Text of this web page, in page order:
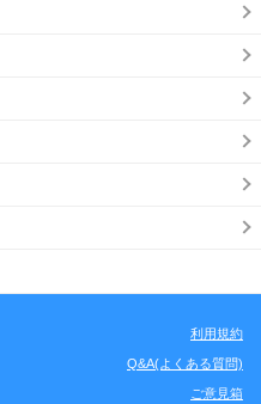
利用規約
Q&A(よくある質問)
ご意見箱